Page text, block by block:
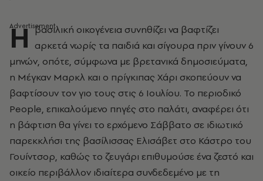
Η βασιλική οικογένεια συνηθίζει να βαφτίζει
αρκετά νωρίς τα παιδιά και σίγουρα πριν γίνουν 6
μηνών, οπότε, σύμφωνα με βρετανικά δημοσιεύματα,
η Μέγκαν Μαρκλ και ο πρίγκιπας Χάρι σκοπεύουν να
βαφτίσουν τον γιο τους στις 6 Ιουλίου. To περιοδικό
People, επικαλούμενο πηγές στο παλάτι, αναφέρει ότι
η βάφτιση θα γίνει το ερχόμενο Σάββατο σε ιδιωτικό
παρεκκλήσι της βασίλισσας Ελισάβετ στο Κάστρο του
Γουίντσορ, καθώς το ζευγάρι επιθυμούσε ένα ζεστό και
οικείο περιβάλλον ιδιαίτερα συνδεδεμένο με τη